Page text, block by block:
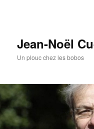
Jean-Noël
Un plouc chez les bobos